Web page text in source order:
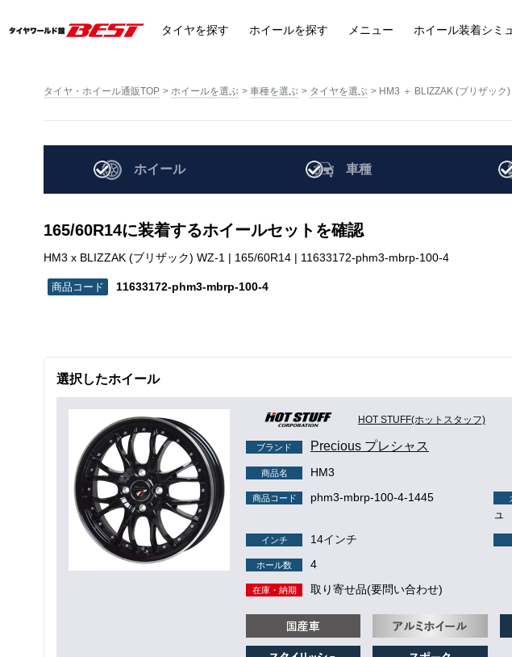
タイヤを探す ホイールを探す メニュー ホイール装着シミ
タイヤ・ホイール通販TOP ホイールを選ぶ 車種を選ぶ タイヤを選ぶ HM3 ＋ BLIZZAK (ブリザック)
ホイール 車種
165/60R14に装着するホイールセットを確認
HM3 x BLIZZAK (ブリザック) WZ-1 | 165/60R14 | 11633172-phm3-mbrp-100-4
11633172-phm3-mbrp-100-4
選択したホイール
HOT STUFF(ホットスタッフ)
ブランド Precious プレシャス
商品名 HM3
商品コード phm3-mbrp-100-4-1445
ュ
インチ 14インチ
ホール数 4
在庫・納期 取り寄せ品(要問い合わせ)